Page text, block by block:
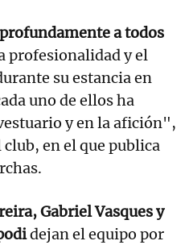
a todos
profesionalidad y el
su estancia en
uno de ellos ha
y en la afición",
en el que publica
Gabriel Vasques y
dejan el equipo por